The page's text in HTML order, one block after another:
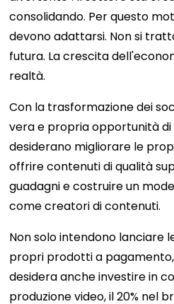
consolidando. Per questo
devono adattarsi. Non si
futura. La crescita
realtà.
Con la trasformazione dei
vera e propria opportunità
desiderano migliorare le
offrire contenuti di qualità
guadagni e costruire un
come creatori di contenuti.
Non solo intendono lanciare
propri prodotti a pagamento,
desidera anche investire in
produzione video, il 20% nel